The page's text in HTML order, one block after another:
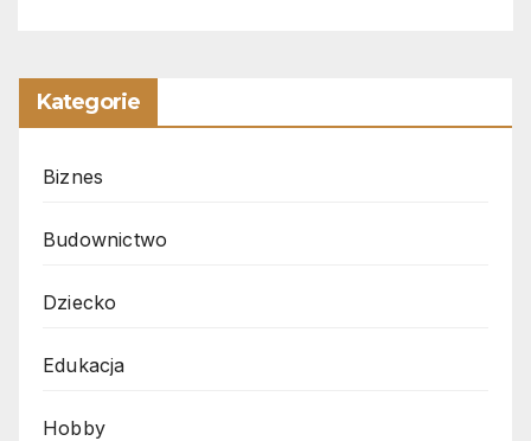
Kategorie
Biznes
Budownictwo
Dziecko
Edukacja
Hobby